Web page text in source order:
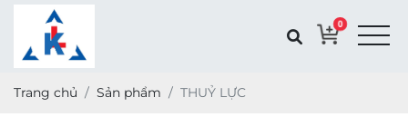
0
Trang chủ Sản phẩm THUỶ LỰC